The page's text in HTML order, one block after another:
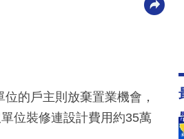
的戶主則放棄置業機會，
位裝修連設計費用約35萬